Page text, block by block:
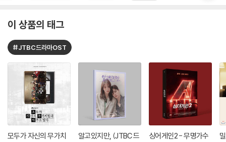
이 상품의 태그
#JTBC드라마OST
모두가 자신의 무가치
알고있지만, (JTBC 드
싱어게인2 - 무명가수